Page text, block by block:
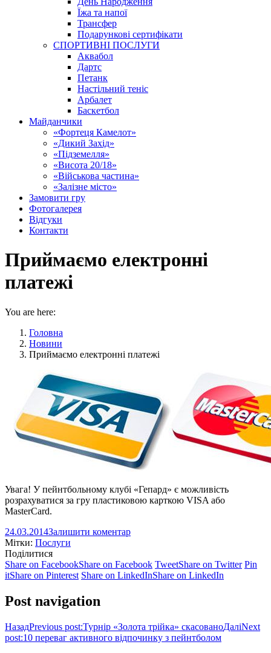
Їжа та напої
Трансфер
Подарункові сертифікати
СПОРТИВНІ ПОСЛУГИ
Аквабол
Дартс
Петанк
Настільний теніс
Арбалет
Баскетбол
Майданчики
«Фортеця Камелот»
«Дикий Захід»
«Підземелля»
«Висота 20/18»
«Військова частина»
«Залізне місто»
Замовити гру
Фотогалерея
Відгуки
Контакти
Приймаємо електронні
платежі
You are here:
Головна
Новини
Приймаємо електронні платежі
Увага! У пейнтбольному клубі «Гепард» є можливість
розрахуватися за гру пластиковою карткою VISA або
MasterCard.
24.03.2014Залишити коментар
Мітки: Послуги
Поділитися
Share on FacebookShare on Facebook TweetShare on Twitter Pin
itShare on Pinterest Share on LinkedInShare on LinkedIn
Post navigation
НазадPrevious post:Турнір «Золота трійка» скасованоДаліNext
post:10 переваг активного відпочинку з пейнтболом